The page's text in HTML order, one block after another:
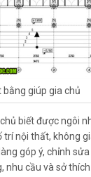
bằng giúp gia chủ
biết được ngôi
trí nội thất, không
góp ý, chỉnh
nhu cầu và sở thích